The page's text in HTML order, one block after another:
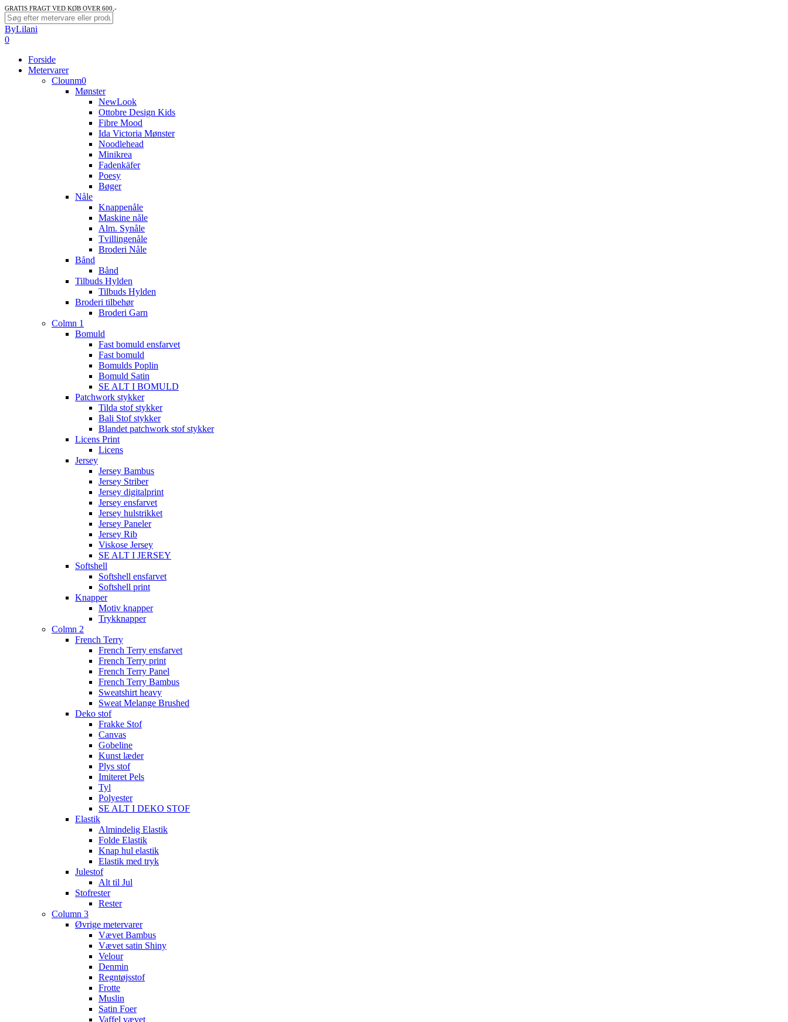
Skip
to
main
content
GRATIS FRAGT VED KØB OVER 600,-
Close
Search
ByLilani
search
account
0
Forside
Metervarer
Clounm0
Mønster
NewLook
Ottobre Design Kids
Fibre Mood
Ida Victoria Mønster
Noodlehead
Minikrea
Fadenkäfer
Poesy
Bøger
Nåle
Knappenåle
Maskine nåle
Alm. Synåle
Tvillingenåle
Broderi Nåle
Bånd
Bånd
Tilbuds Hylden
Tilbuds Hylden
Broderi tilbehør
Broderi Garn
Colmn 1
Bomuld
Fast bomuld ensfarvet
Fast bomuld
Bomulds Poplin
Bomuld Satin
SE ALT I BOMULD
Patchwork stykker
Tilda stof stykker
Bali Stof stykker
Blandet patchwork stof stykker
Licens Print
Licens
Jersey
Jersey Bambus
Jersey Striber
Jersey digitalprint
Jersey ensfarvet
Jersey hulstrikket
Jersey Paneler
Jersey Rib
Viskose Jersey
SE ALT I JERSEY
Softshell
Softshell ensfarvet
Softshell print
Knapper
Motiv knapper
Trykknapper
Colmn 2
French Terry
French Terry ensfarvet
French Terry print
French Terry Panel
French Terry Bambus
Sweatshirt heavy
Sweat Melange Brushed
Deko stof
Frakke Stof
Canvas
Gobeline
Kunst læder
Plys stof
Imiteret Pels
Tyl
Polyester
SE ALT I DEKO STOF
Elastik
Almindelig Elastik
Folde Elastik
Knap hul elastik
Elastik med tryk
Julestof
Alt til Jul
Stofrester
Rester
Column 3
Øvrige metervarer
Vævet Bambus
Vævet satin Shiny
Velour
Denmin
Regntøjsstof
Frotte
Muslin
Satin Foer
Vaffel vævet